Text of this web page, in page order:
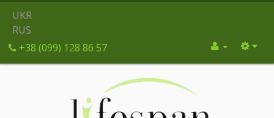
UKR
RUS
+38 (099) 128 86 57